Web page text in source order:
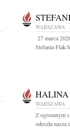
WARSZAWA
27 marca
Stefania Flak-
HALINA
WARSZAWA
Z ogromnym
odeszła